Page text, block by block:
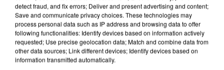
detect fraud, and fix errors; Deliver and present advertising and content;
Save and communicate privacy choices. These technologies may
process personal data such as IP address and browsing data to offer
following functionalities: Identify devices based on information actively
requested; Use precise geolocation data; Match and combine data from
other data sources; Link different devices; Identify devices based on
information transmitted automatically.